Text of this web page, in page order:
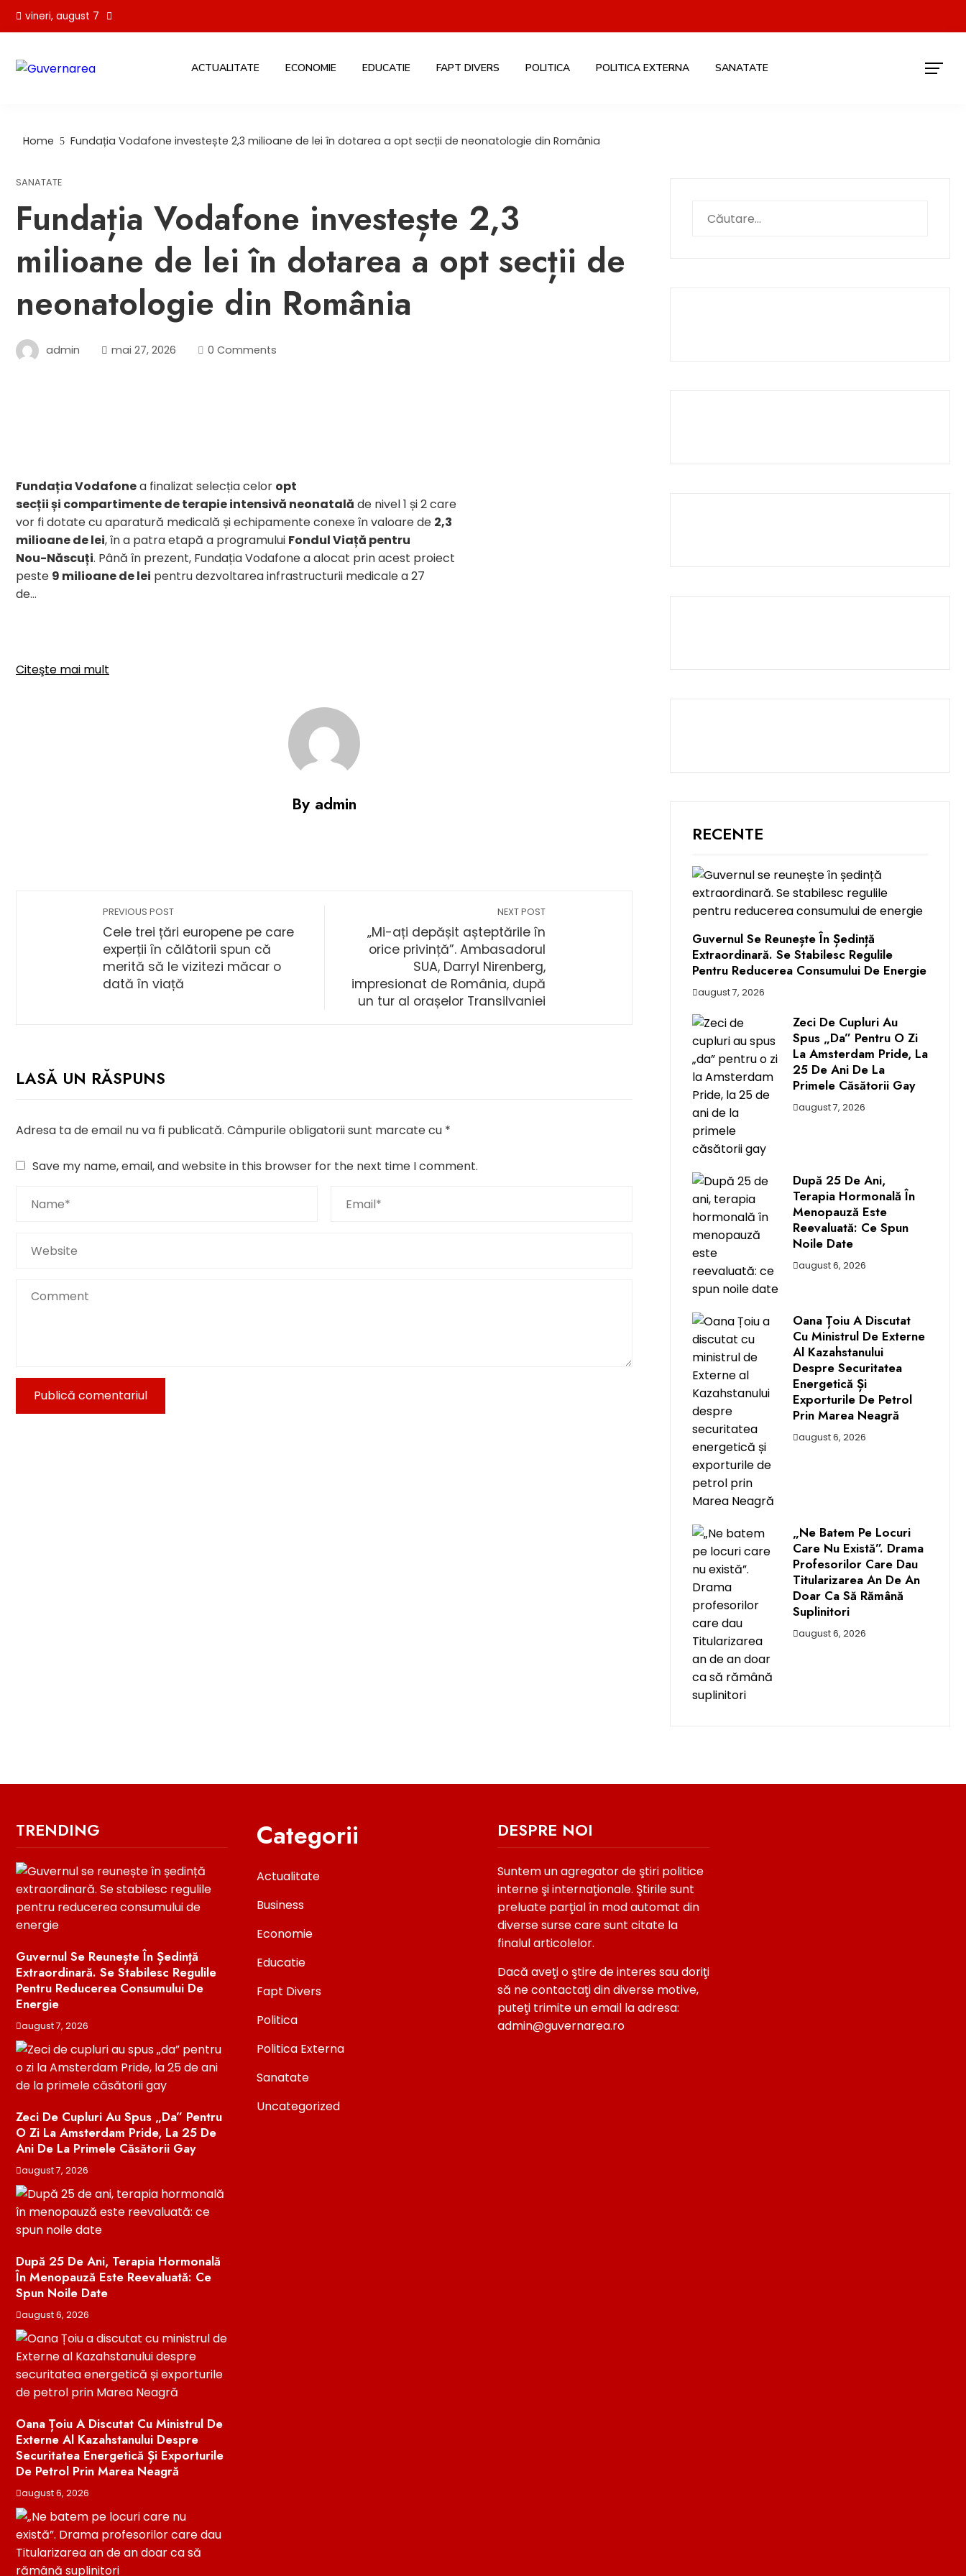
Skip vineri, august 7
ACTUALITATE ECONOMIE EDUCATIE FAPT DIVERS POLITICA POLITICA EXTERNA SANATATE
Home Fundația Vodafone investește 2,3 milioane de lei în dotarea a opt secții de neonatologie din România
SANATATE
Fundația Vodafone investește 2,3
milioane de lei în dotarea a opt secții de
neonatologie din România
admin mai 27, 2026 0 Comments
Fundația Vodafonea finalizat selecția celor opt
secții și compartimente de terapie intensivă neonatală de nivel 1 și 2 care
vor fi dotate cu aparatură medicală și echipamente conexe în valoare de 2,3
milioane de lei, în a patra etapă a programului Fondul Viață pentru
Nou-Născuți. Până în prezent, Fundația Vodafone a alocat prin acest proiect
peste 9 milioane de lei pentru dezvoltarea infrastructurii medicale a 27
de…
Citeşte mai mult
By admin
PREVIOUS POST
Cele trei țări europene pe care
experții în călătorii spun că
merită să le vizitezi măcar o
dată în viață
NEXT POST
„Mi-ați depășit așteptările în
orice privință”. Ambasadorul
SUA, Darryl Nirenberg,
impresionat de România, după
un tur al orașelor Transilvaniei
LASĂ UN RĂSPUNS
Adresa ta de email nu va fi publicată. Câmpurile obligatorii sunt marcate cu *
Save my name, email, and website in this browser for the next time I comment.
după:
RECENTE
Guvernul Se Reunește În Ședință
Extraordinară. Se Stabilesc Regulile
Pentru Reducerea Consumului De Energie
august 7, 2026
Zeci De Cupluri Au
Spus „da” Pentru O Zi
La Amsterdam Pride, La
25 De Ani De La
Primele Căsătorii Gay
august 7, 2026
După 25 De Ani,
Terapia Hormonală În
Menopauză Este
Reevaluată: Ce Spun
Noile Date
august 6, 2026
Oana Țoiu A Discutat
Cu Ministrul De Externe
Al Kazahstanului
Despre Securitatea
Energetică Și
Exporturile De Petrol
Prin Marea Neagră
august 6, 2026
„Ne Batem Pe Locuri
Care Nu Există”. Drama
Profesorilor Care Dau
Titularizarea An De An
Doar Ca Să Rămână
Suplinitori
august 6, 2026
TRENDING
Guvernul Se Reunește În Ședință
Extraordinară. Se Stabilesc Regulile
Pentru Reducerea Consumului De
Energie
august 7, 2026
Zeci De Cupluri Au Spus „da” Pentru
O Zi La Amsterdam Pride, La 25 De
Ani De La Primele Căsătorii Gay
august 7, 2026
După 25 De Ani, Terapia Hormonală
În Menopauză Este Reevaluată: Ce
Spun Noile Date
august 6, 2026
Oana Țoiu A Discutat Cu Ministrul De
Externe Al Kazahstanului Despre
Securitatea Energetică Și Exporturile
De Petrol Prin Marea Neagră
august 6, 2026
Categorii
Actualitate
Business
Economie
Educatie
Fapt Divers
Politica
Politica Externa
Sanatate
Uncategorized
DESPRE NOI
Suntem un agregator de ştiri politice
interne şi internaţionale. Ştirile sunt
preluate parţial în mod automat din
diverse surse care sunt citate la
finalul articolelor.
Dacă aveţi o ştire de interes sau doriţi
să ne contactaţi din diverse motive,
puteţi trimite un email la adresa:
admin@guvernarea.ro